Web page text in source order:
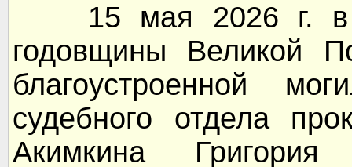
15 мая 2026 г. в
годовщины Великой
благоустроенной
судебного отдела
Акимкина Григория